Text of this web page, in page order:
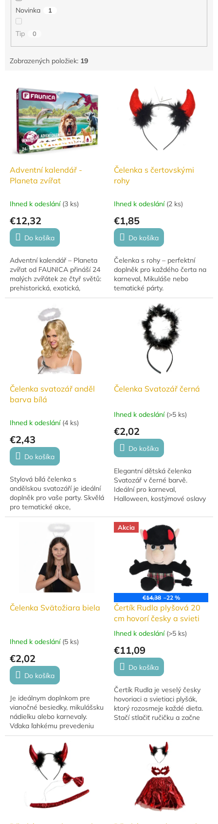
Novinka 1
Tip 0
Zobrazených položiek: 19
dAdventní kalendář -
Planeta zvířat
Ihned k odeslání (3 ks)
€12,32
Do košíka
Adventní kalendář – Planeta
zvířat od FAUNICA přináší 24
malých zvířátek ze čtyř světů:
prehistorická, exotická,
mořská a domácí.
Čelenka s čertovskými
rohy
Ihned k odeslání (2 ks)
€1,85
Do košíka
Čelenka s rohy – perfektní
doplněk pro každého čerta na
karneval, Mikuláše nebo
tematické párty.
Čelenka svatozář anděl
barva bílá
Ihned k odeslání (4 ks)
€2,43
Do košíka
Stylová bílá čelenka s
andělskou svatozáří je ideální
doplněk pro vaše party. Skvělá
pro tematické akce,
Halloween nebo vánoční
večírky. Dodá vám kouzelný
vzhled a skvělou...
Čelenka Svatozář černá
Priemerné
produktu
je
5,0
5
hviezdičiek.
Ihned k odeslání (>5 ks)
€2,02
Do košíka
Elegantní dětská čelenka
Svatozář v černé barvě.
Ideální pro karneval,
Halloween, kostýmové oslavy
pohodlné nošení.
Čelenka Svätožiara biela
Ihned k odeslání (5 ks)
€2,02
Do košíka
Je ideálnym doplnkom pre
vianočné besiedky, mikulášsku
nádielku alebo karnevaly.
Vďaka ľahkému prevedeniu
skvele drží vo vlasoch a dodá
každej malej i veľkej anjelke
ten správny...
Akcia
€14,38 –22 %
Čertík Rudla plyšová 20
cm hovorí česky a svieti
Priemerné
produktu
je
5,0
5
hviezdičiek.
Ihned k odeslání (>5 ks)
€11,09
Do košíka
Čertík Rudla je veselý česky
hovoriaci a svietiaci plyšák,
ktorý rozosmeje každé dieťa.
Stačí stlačiť ručičku a začne
rožkami. Hebký materiál a...